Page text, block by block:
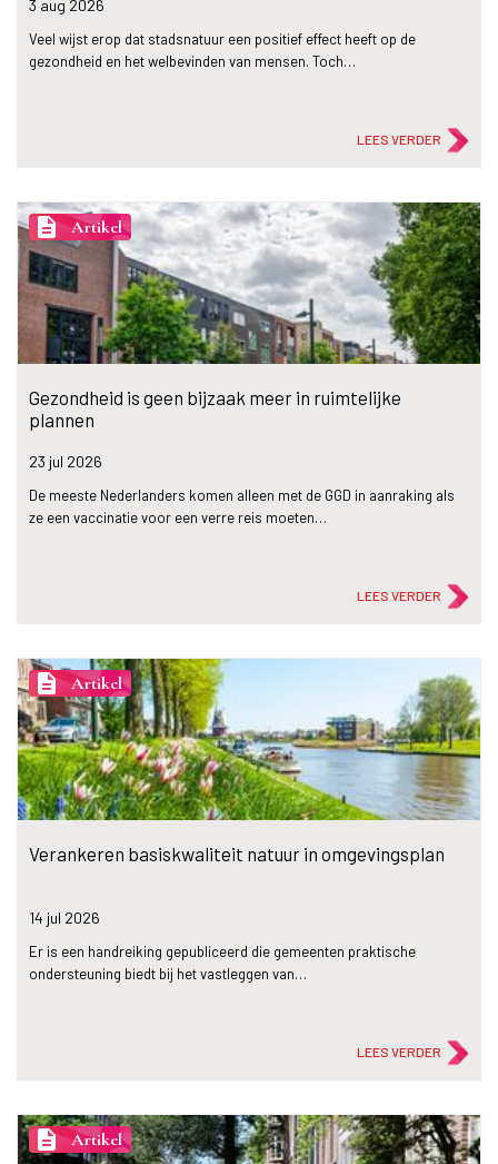
3 aug 2026
Veel wijst erop dat stadsnatuur een positief effect heeft op de
gezondheid en het welbevinden van mensen. Toch…
LEES VERDER
description Artikel
Gezondheid is geen bijzaak meer in ruimtelijke
plannen
23 jul 2026
De meeste Nederlanders komen alleen met de GGD in aanraking als
ze een vaccinatie voor een verre reis moeten…
LEES VERDER
description Artikel
Verankeren basiskwaliteit natuur in omgevingsplan
14 jul 2026
Er is een handreiking gepubliceerd die gemeenten praktische
ondersteuning biedt bij het vastleggen van…
LEES VERDER
description Artikel